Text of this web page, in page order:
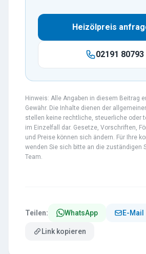
Heizölpreis
02191 80793
Hinweis: Alle Angaben in diesem Beitrag
Gewähr. Die Inhalte dienen der
stellen keine rechtliche, steuerliche oder
im Einzelfall dar. Gesetze, Vorschriften,
und Preise können sich ändern. Für Ihre
wenden Sie sich bitte an die zuständigen
Team.
Teilen: WhatsApp E-Mail
Link kopieren